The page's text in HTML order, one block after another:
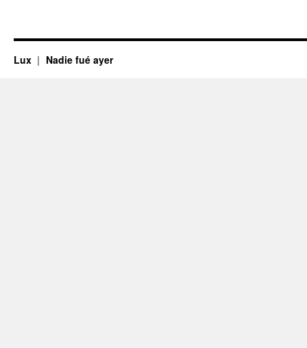
Lux Nadie fué ayer